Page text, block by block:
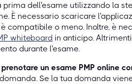
dell'esame utilizzando la
È necessario scaricare
compatibile o meno. Inoltre, è
whiteboard in anticipo.
durante l'esame.
un esame PMP online
Se la tua domanda